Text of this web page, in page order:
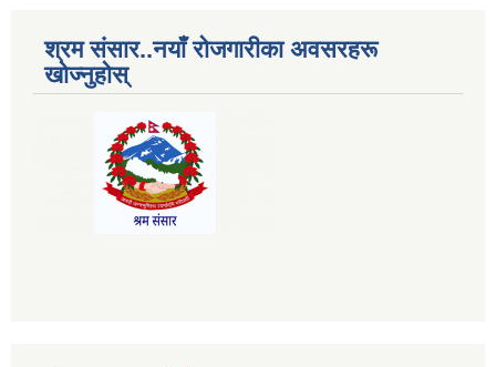
श्रम संसार..नयाँ रोजगारीका अवसरहरू
खोज्नुहोस्